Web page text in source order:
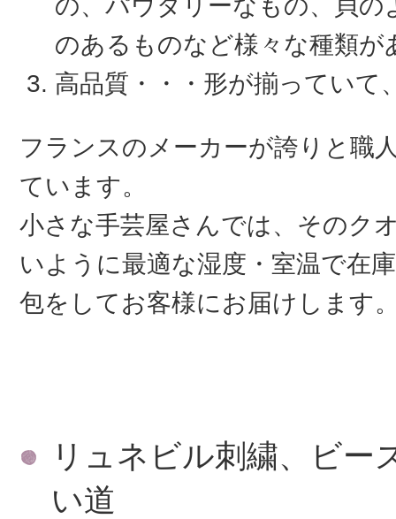
の、パウダリーなもの、貝の
のあるものなど様々な種類が
高品質・・・形が揃っていて
フランスのメーカーが誇りと職
ています。
小さな手芸屋さんでは、そのク
いように最適な湿度・室温で在
包をしてお客様にお届けします
リュネビル刺繍、ビー
い道